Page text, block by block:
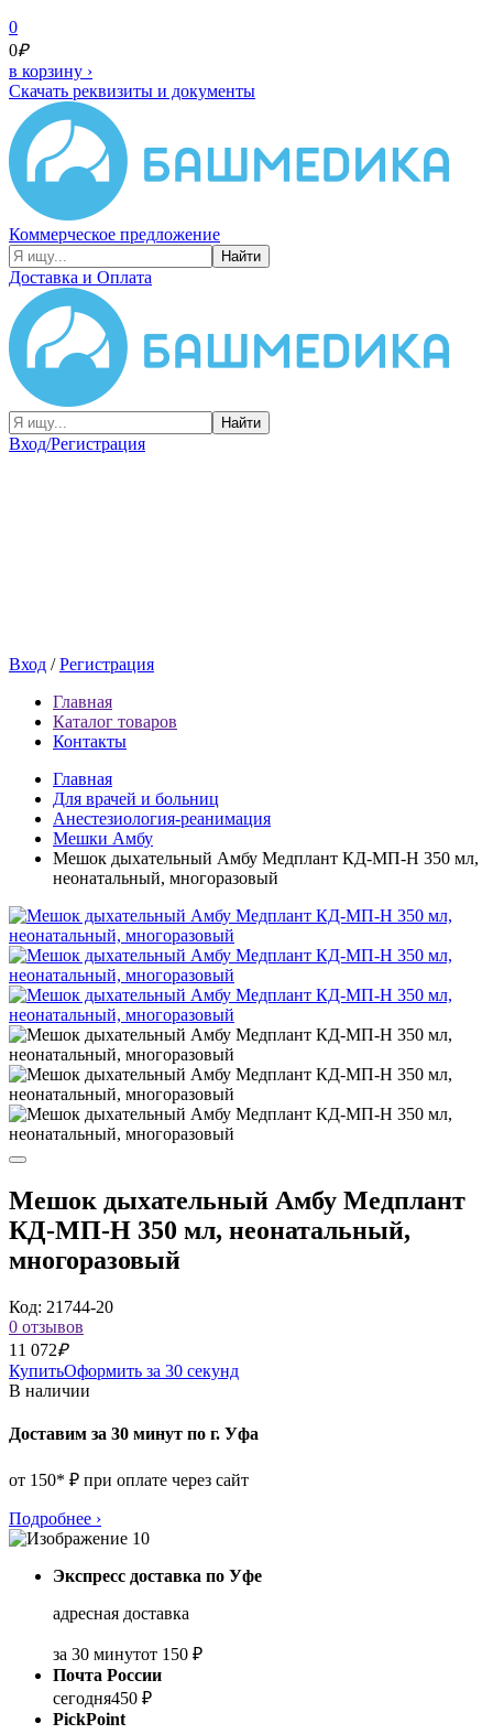
0
0₽
в корзину ›
Скачать реквизиты и документы
Коммерческое предложение
Найти
Доставка и Оплата
Найти
Вход/Регистрация
Вход /Регистрация
Главная
Каталог товаров
Контакты
Главная
Для врачей и больниц
Анестезиология-реанимация
Мешки Амбу
Мешок дыхательный Амбу Медплант КД-МП-Н 350 мл,
неонатальный, многоразовый
Мешок дыхательный Амбу Медплант
КД-МП-Н 350 мл, неонатальный,
многоразовый
Код: 21744-20
0 отзывов
11 072₽
КупитьОформить за 30 секунд
В наличии
Доставим за 30 минут по г. Уфа
от 150* ₽ при оплате через сайт
Подробнее ›
Экспресс доставка по Уфе
адресная доставка
за 30 минутот 150 ₽
Почта России
сегодня450 ₽
PickPoint